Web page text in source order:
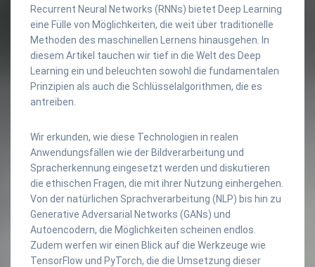
Recurrent Neural Networks (RNNs) bietet Deep Learning
eine Fülle von Möglichkeiten, die weit über traditionelle
Methoden des maschinellen Lernens hinausgehen. In
diesem Artikel tauchen wir tief in die Welt des Deep
Learning ein und beleuchten sowohl die fundamentalen
Prinzipien als auch die Schlüsselalgorithmen, die es
antreiben.
Wir erkunden, wie diese Technologien in realen
Anwendungsfällen wie der Bildverarbeitung und
Spracherkennung eingesetzt werden und diskutieren
die ethischen Fragen, die mit ihrer Nutzung einhergehen.
Von der natürlichen Sprachverarbeitung (NLP) bis hin zu
Generative Adversarial Networks (GANs) und
Autoencodern, die Möglichkeiten scheinen endlos.
Zudem werfen wir einen Blick auf die Werkzeuge wie
TensorFlow und PyTorch, die die Umsetzung dieser